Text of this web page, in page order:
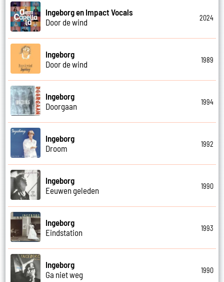
Ingeborg en Impact Vocals
Door de wind
2024
Ingeborg
Door de wind
1989
Ingeborg
Doorgaan
1994
Ingeborg
Droom
1992
Ingeborg
Eeuwen geleden
1990
Ingeborg
Eindstation
1993
Ingeborg
Ga niet weg
1990